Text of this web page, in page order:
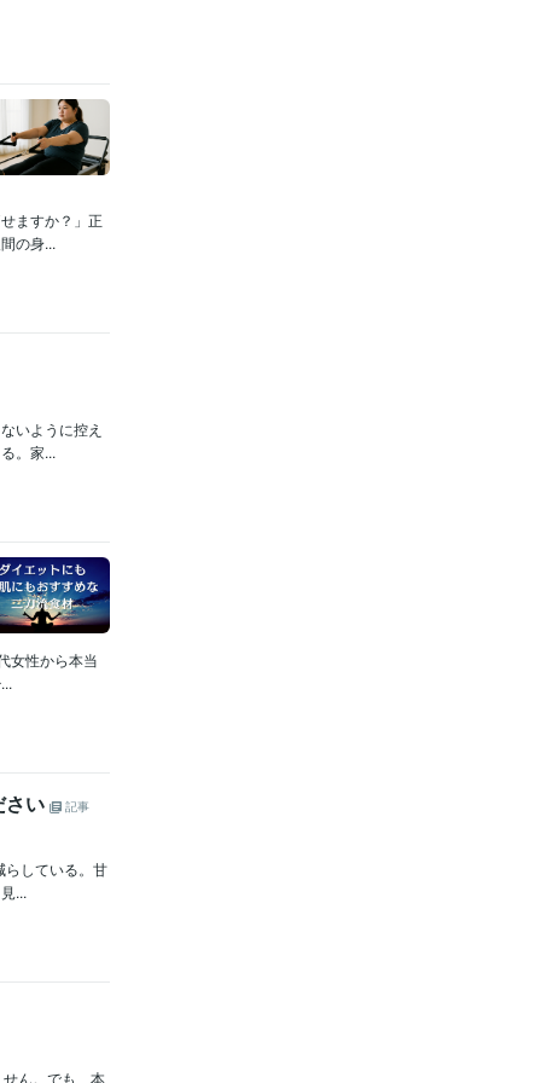
ますか？」正
の身...
いように控え
。家...
女性から本当
さい 記事
らしている。甘
...
ん。でも、本